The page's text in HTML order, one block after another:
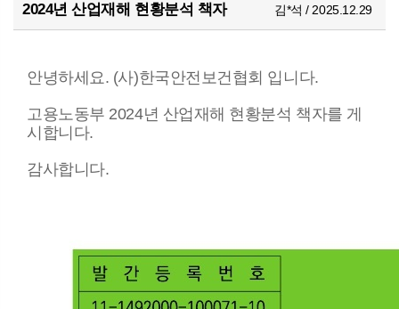
2024년 산업재해 현황분석 책자 김*석 / 2025.12.29
안녕하세요. (사)한국안전보건협회 입니다.
고용노동부 2024년 산업재해 현황분석 책자를 게
시합니다.
감사합니다.